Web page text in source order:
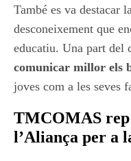
També es va destacar
desconeixement que
educatiu. Una part del
comunicar millor els
joves com a les seves
TMCOMAS
l’Aliança per a